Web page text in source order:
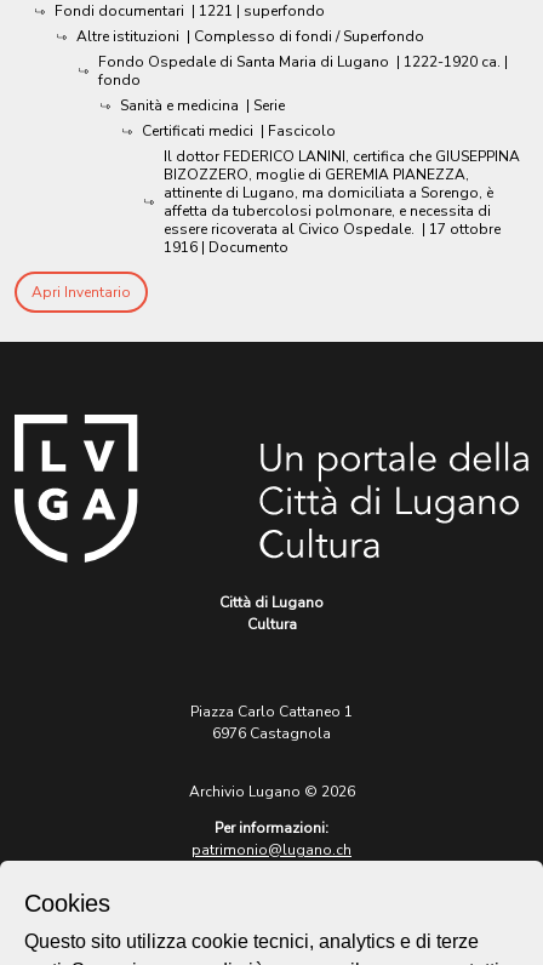
Fondi documentari | 1221 | superfondo
Altre istituzioni | Complesso di fondi / Superfondo
Fondo Ospedale di Santa Maria di Lugano | 1222-1920 ca. |
fondo
Sanità e medicina | Serie
Certificati medici | Fascicolo
Il dottor FEDERICO LANINI, certifica che GIUSEPPINA
BIZOZZERO, moglie di GEREMIA PIANEZZA,
attinente di Lugano, ma domiciliata a Sorengo, è
affetta da tubercolosi polmonare, e necessita di
essere ricoverata al Civico Ospedale. | 17 ottobre
1916 | Documento
Apri Inventario
Città di Lugano
Cultura
Piazza Carlo Cattaneo 1
6976 Castagnola
Archivio Lugano © 2026
Per informazioni:
patrimonio@lugano.ch
lugano.ch
Cookies
Questo sito utilizza cookie tecnici, analytics e di terze